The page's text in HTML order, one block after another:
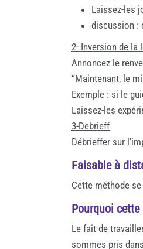
Laissez-les
discussion :
2️- Inversion de la
Annoncez le
“Maintenant, le
Exemple : si le
Laissez-les
3-Debrieff
Débrieffer sur
Faisable à
Cette méthode
Pourquoi
Le fait de
sommes pris